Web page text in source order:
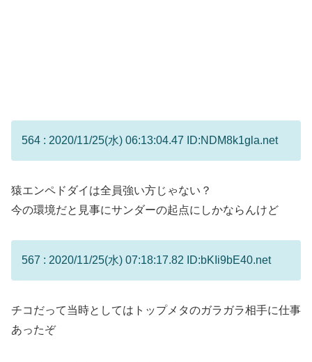
564 : 2020/11/25(水) 06:13:04.47 ID:NDM8k1gla.net
猿エンペドダイは全員強い方じゃない？
今の環境だと見事にサンダーの起点にしかならんけど
567 : 2020/11/25(水) 07:18:17.82 ID:bKIi9bE40.net
チコだって当時としてはトップメタのガラガラ相手に仕事
あったぞ